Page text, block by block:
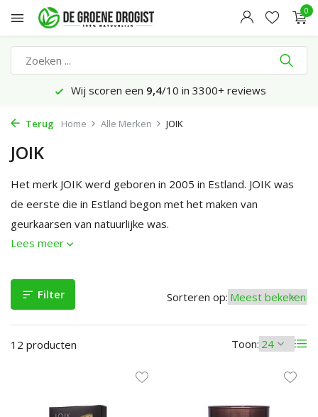
0
Wij scoren een 9,4/10 in 3300+ reviews
Terug Home Alle Merken JOIK
JOIK
Het merk JOIK werd geboren in 2005 in Estland. JOIK was
de eerste die in Estland begon met het maken van
geurkaarsen van natuurlijke was.
Lees meer
Filter
12 producten Toon:
Sorteren op: